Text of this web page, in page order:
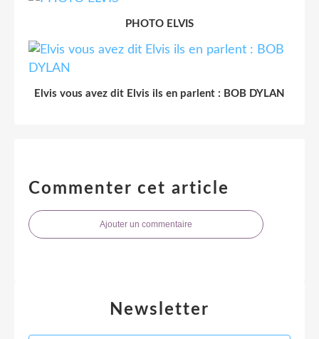
PHOTO ELVIS
Elvis vous avez dit Elvis ils en parlent : BOB DYLAN
Commenter cet article
Ajouter un commentaire
Newsletter